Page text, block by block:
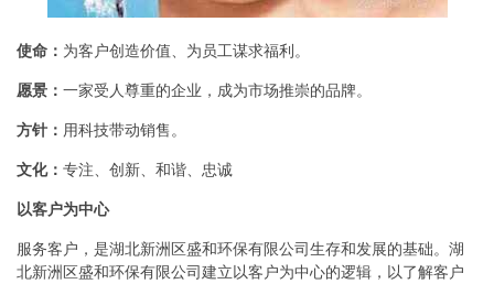
使命： 为客户创造价值、为员工谋求福利。
愿景： 一家受人尊重的企业，成为市场推崇的品牌。
方针： 用科技带动销售。
文化： 专注、创新、和谐、忠诚
以客户为中心
服务客户，是湖北新洲区盛和环保有限公司生存和发展的基础。湖
北新洲区盛和环保有限公司建立以客户为中心的逻辑，以了解客户